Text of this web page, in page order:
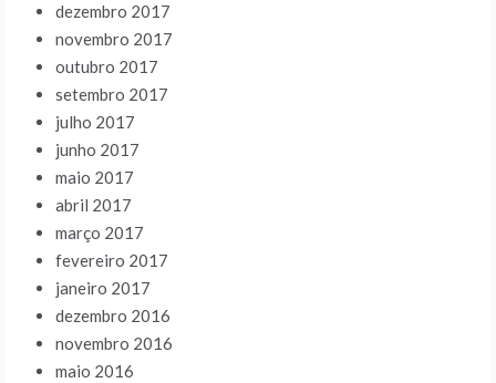
dezembro 2017
novembro 2017
outubro 2017
setembro 2017
julho 2017
junho 2017
maio 2017
abril 2017
março 2017
fevereiro 2017
janeiro 2017
dezembro 2016
novembro 2016
maio 2016